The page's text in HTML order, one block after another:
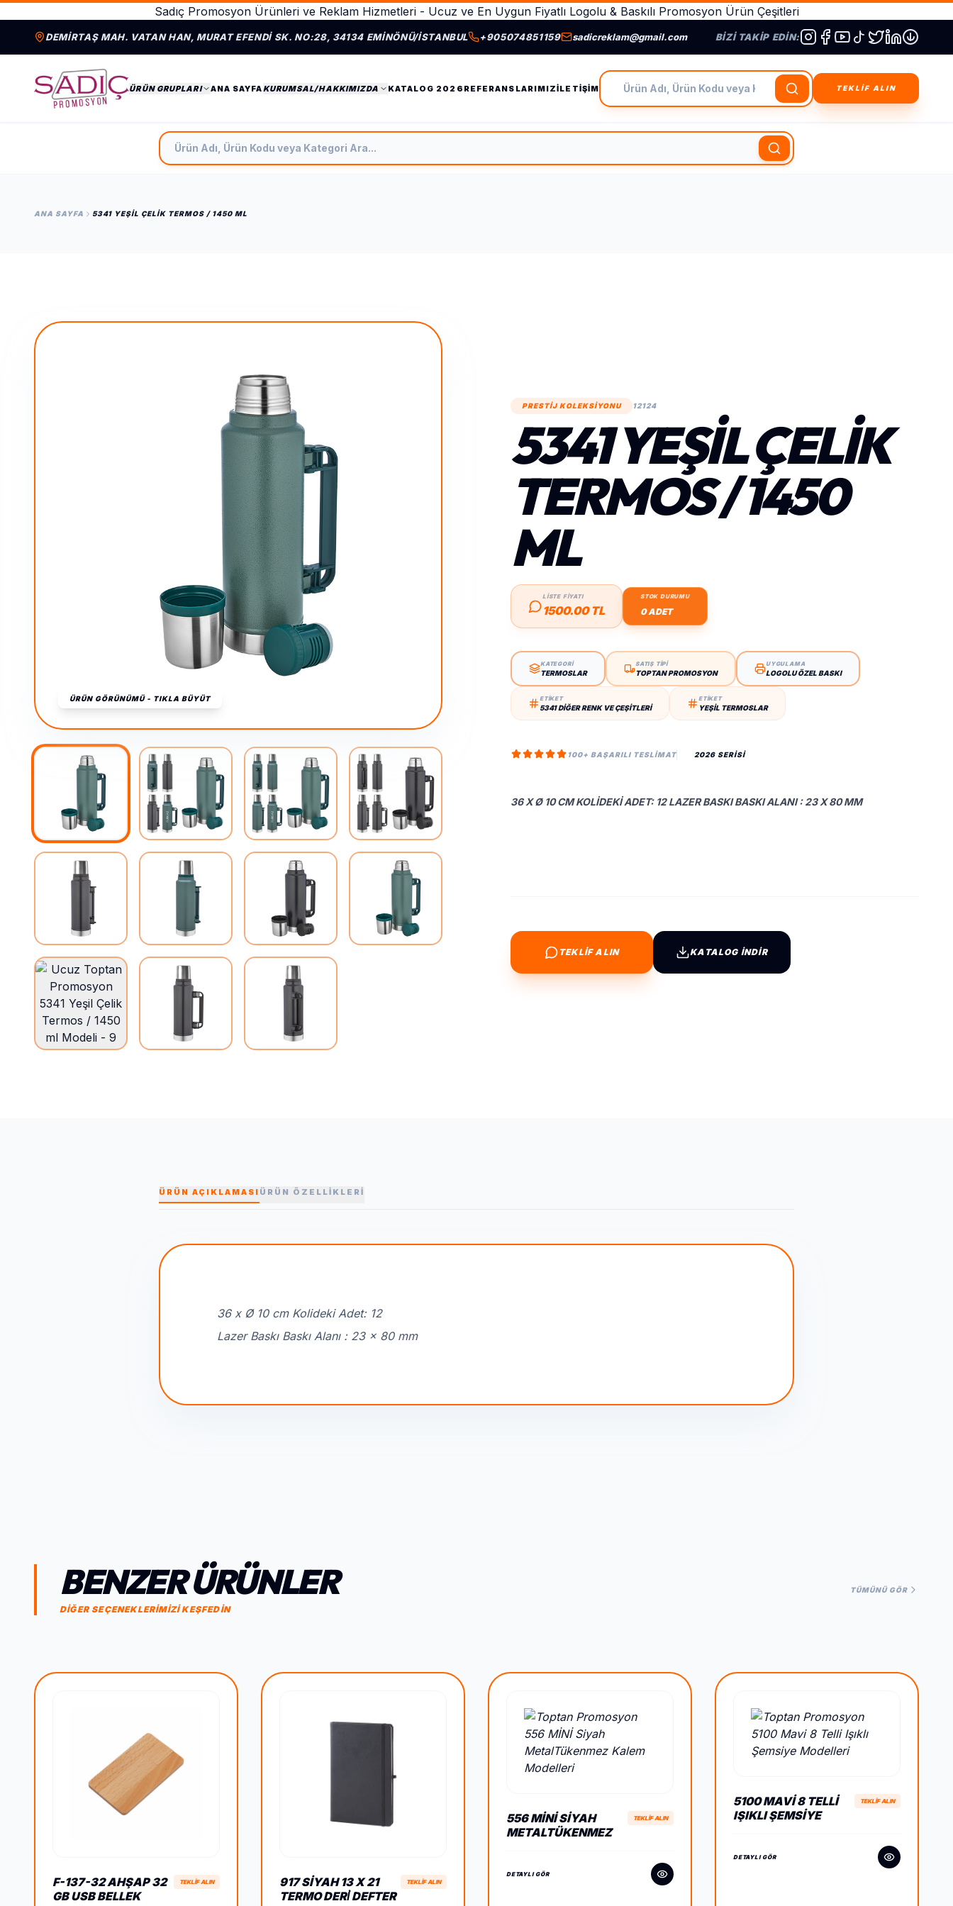
Sadıç Promosyon Ürünleri ve Reklam Hizmetleri - Ucuz ve En Uygun Fiyatlı Logolu & Baskılı Promosyon Ürün Çeşitleri
DEMIRTAŞ MAH. VATAN HAN, MURAT EFENDI SK. NO:28, 34134 EMINÖNÜ/İSTANBUL +905074851159 sadicreklam@gmail.com BIZI TAKIP EDIN:
ÜRÜN GRUPLARI ANA SAYFAKURUMSAL/HAKKIMIZDA KATALOG 2026 REFERANSLARIMIZİLETIŞIM
Ürün Adı, Ürün Kodu veya Kategori Ara
TEKLİF ALIN
Ürün Adı, Ürün Kodu veya Kategori Ara
ANA SAYFA 5341 YEŞIL ÇELIK TERMOS / 1450 ML
ÜRÜN GÖRÜNÜMÜ - TIKLA BÜYÜT
PRESTİJ KOLEKSİYONU 12124
5341 YEŞIL ÇELIK
TERMOS / 1450
ML
LİSTE FİYATI
1500.00 TL
STOK DURUMU
0 ADET
KATEGORİ
TERMOSLAR
SATIŞ TİPİ
TOPTAN PROMOSYON
UYGULAMA
LOGOLU ÖZEL BASKI
ETİKET
5341 DIĞER RENK VE ÇEŞITLERI
ETİKET
YEŞIL TERMOSLAR
100+ BAŞARILI TESLIMAT 2026 SERİSİ
36 X Ø 10 CM KOLIDEKI ADET: 12 LAZER BASKI BASKI ALANI : 23 X 80 MM
TEKLİF ALIN KATALOG İNDİR
ÜRÜN AÇIKLAMASI ÜRÜN ÖZELLİKLERİ
36 x Ø 10 cm Kolideki Adet: 12
Lazer Baskı Baskı Alanı : 23 x 80 mm
BENZER ÜRÜNLER
DİĞER SEÇENEKLERİMİZİ KEŞFEDİN
TÜMÜNÜ GÖR
F-137-32 AHŞAP 32
GB USB BELLEK
TEKLİF ALIN
917 SIYAH 13 X 21
TERMO DERİ DEFTER
TEKLİF ALIN
556 MİNİ SIYAH
METALTÜKENMEZ
TEKLİF ALIN
DETAYLI GÖR
5100 MAVI 8 TELLI
IŞIKLI ŞEMSIYE
TEKLİF ALIN
DETAYLI GÖR